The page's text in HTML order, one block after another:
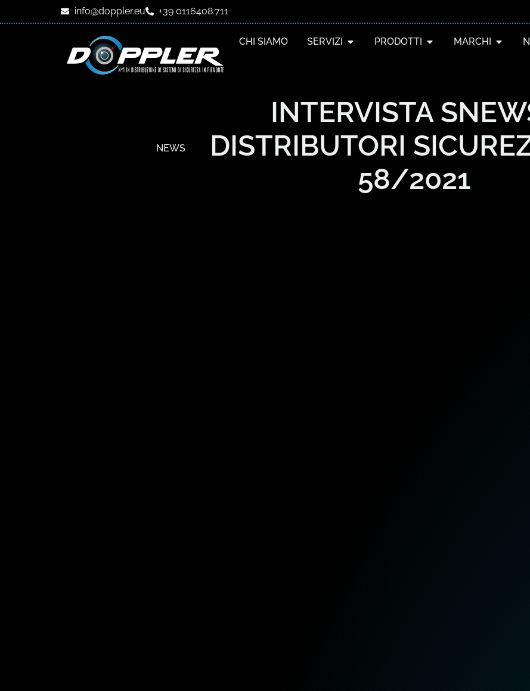
info@doppler.eu +39 0116408.711
CHI SIAMO SERVIZI PRODOTTI MARCHI
NEWS
INTERVISTA
DISTRIBUTORI
58/2021